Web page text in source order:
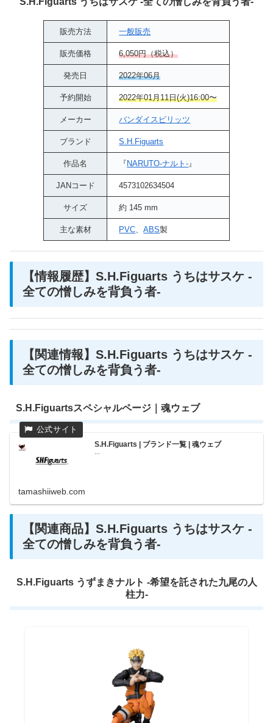
販売方法 一般販売
販売価格 6,050円（税込）
発売日 2022年06月
予約開始 2022年01月11日(火)16:00〜
メーカー バンダイスピリッツ
ブランド S.H.Figuarts
作品名 『 NARUTO-ナルト-』
JANコード 4573102634504
サイズ 約 145 mm
主な素材 PVC、ABS製
【情報履歴】S.H.Figuarts うちはサスケ -
全ての憎しみを背負う者-
【関連情報】S.H.Figuarts うちはサスケ -
全ての憎しみを背負う者-
S.H.Figuartsスペシャルページ｜魂ウェブ
S.H.Figuarts | ブランド一覧 | 魂ウェブ
...
tamashiiweb.com
【関連商品】S.H.Figuarts うちはサスケ -
全ての憎しみを背負う者-
S.H.Figuarts うずまきナルト -希望を託された九尾の人
柱力-